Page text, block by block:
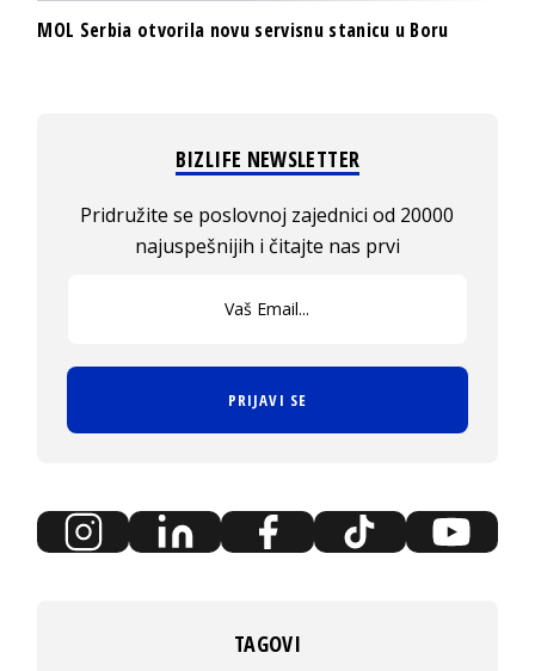
MOL Serbia otvorila novu servisnu stanicu u Boru
BIZLIFE NEWSLETTER
Pridružite se poslovnoj zajednici od 20000
najuspešnijih i čitajte nas prvi
PRIJAVI SE
TAGOVI